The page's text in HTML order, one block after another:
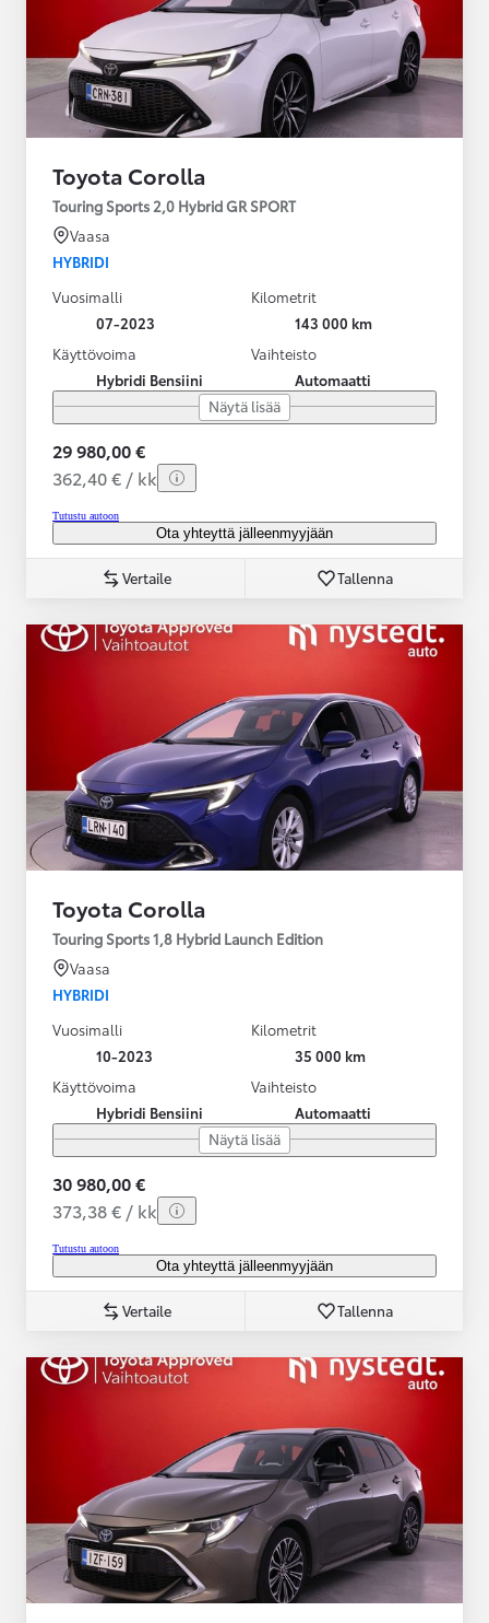
Toyota Corolla
Touring Sports 2,0 Hybrid GR SPORT
Vaasa
HYBRIDI
Vuosimalli
07-2023
Kilometrit
143 000 km
Käyttövoima
Hybridi Bensiini
Vaihteisto
Automaatti
Näytä lisää
29 980,00 €
362,40 € / kk
Tutustu autoon
Ota yhteyttä jälleenmyyjään
Vertaile Tallenna
Toyota Corolla
Touring Sports 1,8 Hybrid Launch Edition
Vaasa
HYBRIDI
Vuosimalli
10-2023
Kilometrit
35 000 km
Käyttövoima
Hybridi Bensiini
Vaihteisto
Automaatti
Näytä lisää
30 980,00 €
373,38 € / kk
Tutustu autoon
Ota yhteyttä jälleenmyyjään
Vertaile Tallenna